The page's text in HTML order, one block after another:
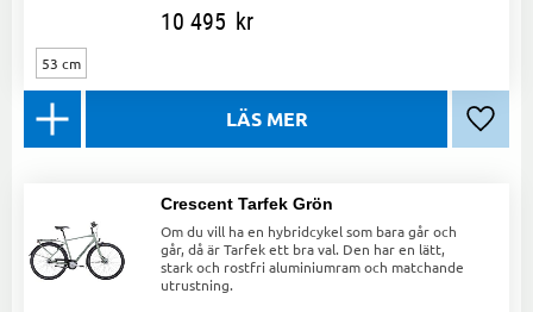
10 495 kr
Lägg
53 cm
Crescent Tarfek Grön
Om du vill ha en hybridcykel som bara går och
går, då är Tarfek ett bra val. Den har en lätt,
stark och rostfri aluminiumram och matchande
utrustning.